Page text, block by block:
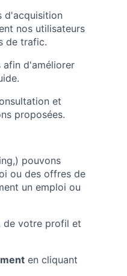
d'acquisition
nos utilisateurs
de trafic.
afin d'améliorer
et
proposées.
pouvons
ou des offres de
un emploi ou
de votre profil et
en cliquant